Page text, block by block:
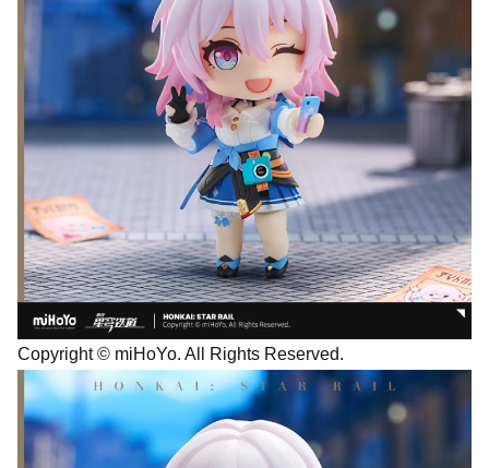
Copyright © miHoYo. All Rights Reserved.